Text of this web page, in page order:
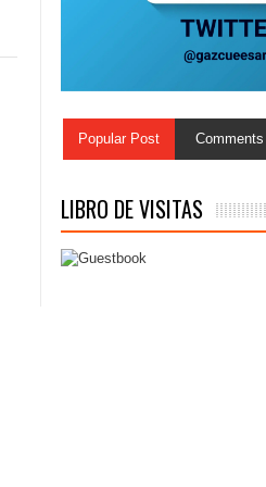
Popular Post Comments
LIBRO DE VISITAS